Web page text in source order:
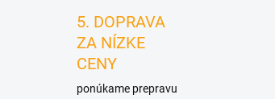
5. DOPRAVA
ZA NÍZKE
CENY
ponúkame prepravu